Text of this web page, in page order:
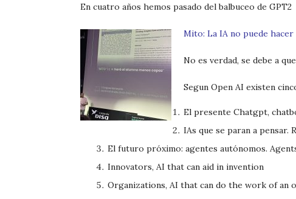
En cuatro años hemos pasado del balbuceo de GPT2
Mito: La IA no puede
No es verdad, se debe a
Segun Open AI existen
El presente Chatgpt,
IAs que se paran a pensar.
El futuro próximo: agentes autónomos.
Innovators, AI that can aid in invention
Organizations, AI that can do the work of an